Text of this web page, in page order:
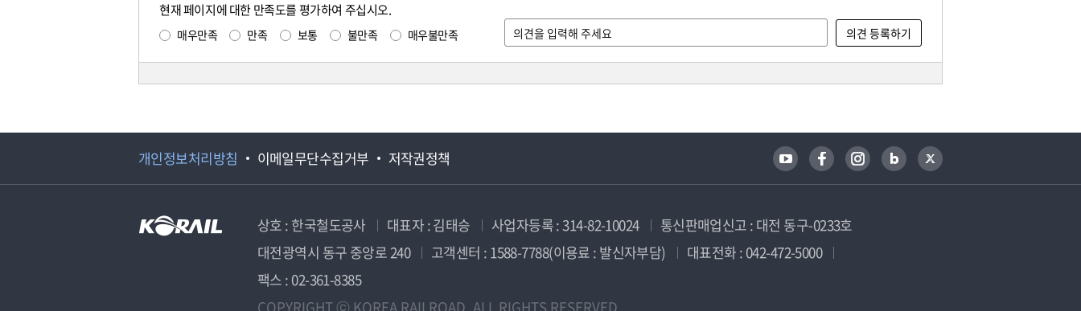
현재 페이지에 대한 만족도를 평가하여 주십시오.
매우만족 만족 보통 불만족 매우불만족
개인정보처리방침 이메일무단수집거부 저작권정책
상호 : 한국철도공사 대표자 : 김태승 사업자등록 : 314-82-10024
통신판매업신고 : 대전 동구-0233호
대전광역시 동구 중앙로 240
고객센터 : 1588-7788(이용료 : 발신자부담)
대표전화 : 042-472-5000
팩스 : 02-361-8385
COPYRIGHT ⓒ KOREA RAILROAD. ALL RIGHTS RESERVED.